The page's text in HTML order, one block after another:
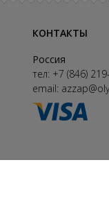
КОНТАКТЫ
Россия
тел: +7 (846)
email: